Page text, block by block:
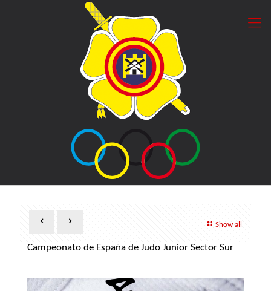
Show all
Campeonato de España de Judo Junior Sector Sur